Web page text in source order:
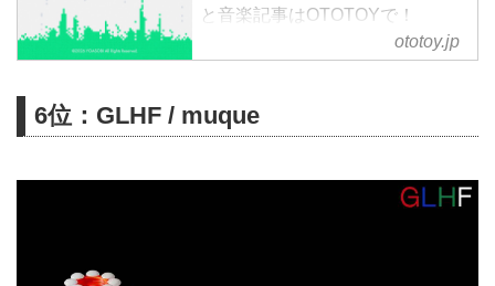
と音楽記事はOTOTOYで！
YOASOBI、最新英語歌唱アルバ
ム『E-SIDE 4』。
me!」、「New me」に加え、新
曲「HEART BEAT」の英語バー
『花ざかりの君たちへ』のタイア
ototoy.jp
6位：GLHF / muque